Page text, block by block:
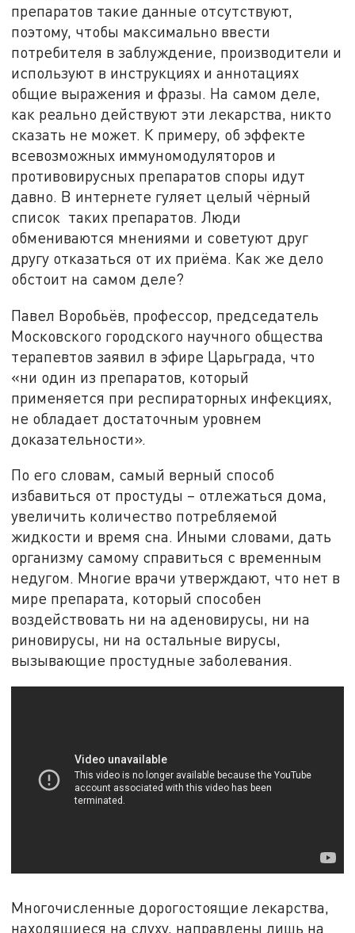
препаратов такие данные отсутствуют,
поэтому, чтобы максимально ввести
потребителя в заблуждение, производители и
используют в инструкциях и аннотациях
общие выражения и фразы. На самом деле,
как реально действуют эти лекарства, никто
сказать не может. К примеру, об эффекте
всевозможных иммуномодуляторов и
противовирусных препаратов споры идут
давно. В интернете гуляет целый чёрный
список таких препаратов. Люди
обмениваются мнениями и советуют друг
другу отказаться от их приёма. Как же дело
обстоит на самом деле?
Павел Воробьёв, профессор, председатель
Московского городского научного общества
терапевтов заявил в эфире Царьграда, что
«ни один из препаратов, который
применяется при респираторных инфекциях,
не обладает достаточным уровнем
доказательности».
По его словам, самый верный способ
избавиться от простуды – отлежаться дома,
увеличить количество потребляемой
жидкости и время сна. Иными словами, дать
организму самому справиться с временным
недугом. Многие врачи утверждают, что нет в
мире препарата, который способен
воздействовать ни на аденовирусы, ни на
риновирусы, ни на остальные вирусы,
вызывающие простудные заболевания.
Многочисленные дорогостоящие лекарства,
находящиеся на слуху, направлены лишь на